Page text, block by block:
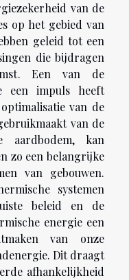
van de
op het gebied van
geleid tot een
die bijdragen
Een van de
een impuls heeft
van de
van de
aardbodem, kan
zo een belangrijke
van gebouwen.
systemen
beleid en de
energie een
van onze
Dit draagt
afhankelijkheid